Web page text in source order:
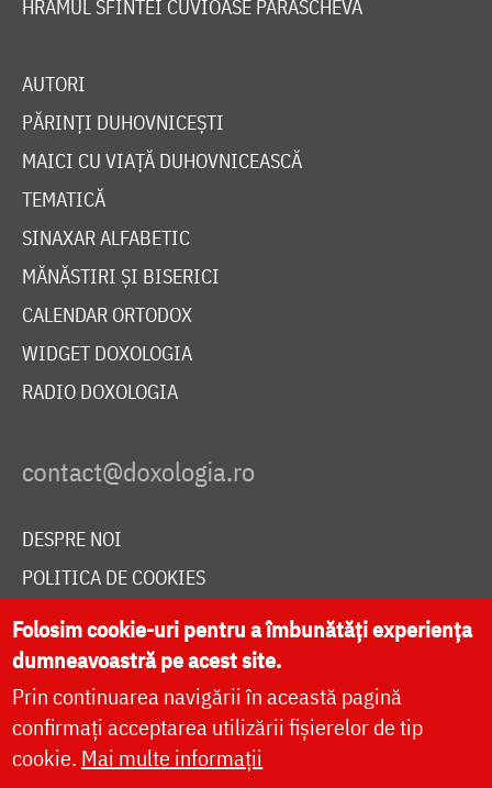
HRAMUL SFINTEI CUVIOASE PARASCHEVA
AUTORI
PĂRINȚI DUHOVNICEȘTI
MAICI CU VIAȚĂ DUHOVNICEASCĂ
TEMATICĂ
SINAXAR ALFABETIC
MĂNĂSTIRI ȘI BISERICI
CALENDAR ORTODOX
WIDGET DOXOLOGIA
RADIO DOXOLOGIA
DESPRE NOI
POLITICA DE COOKIES
DONEAZĂ ONLINE PENTRU CATEDRALA NAȚIONALĂ
LIVE
Folosim cookie-uri pentru a îmbunătăți experiența
dumneavoastră pe acest site.
Prin continuarea navigării în această pagină
confirmați acceptarea utilizării fișierelor de tip
cookie. Mai multe informații